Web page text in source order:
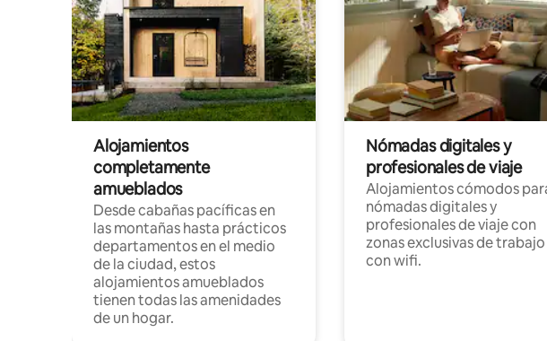
Alojamientos
completamente
amueblados
Desde cabañas pacíficas en
las montañas hasta prácticos
departamentos en el medio
de la ciudad, estos
alojamientos amueblados
tienen todas las amenidades
de un hogar.
Nómadas digitales y
profesionales de viaje
Alojamientos cómodos
nómadas digitales y
profesionales de viaje con
zonas exclusivas de trabajo
con wifi.